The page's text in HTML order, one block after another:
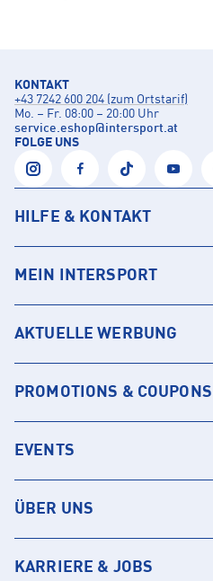
KONTAKT
+43 7242 600 204 (zum Ortstarif)
Mo. – Fr. 08:00 – 20:00 Uhr
service.eshop@intersport.at
FOLGE UNS
HILFE & KONTAKT
MEIN INTERSPORT
AKTUELLE WERBUNG
PROMOTIONS & COUPONS
EVENTS
ÜBER UNS
KARRIERE & JOBS